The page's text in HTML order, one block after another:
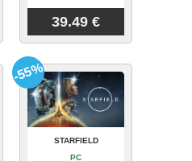
39.49 €
STARFIELD
PC
-55%